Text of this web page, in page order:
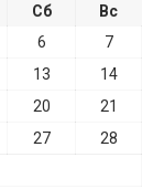
Сб
Вс
6
7
13
14
20
21
27
28